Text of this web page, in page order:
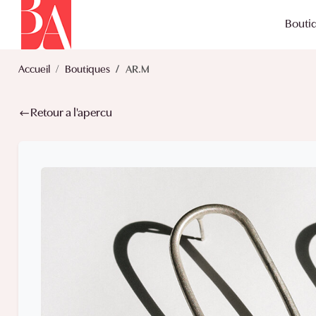
Accueil Boutiques AR.M
Retour a l'apercu